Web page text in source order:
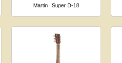
Martin Super D-18